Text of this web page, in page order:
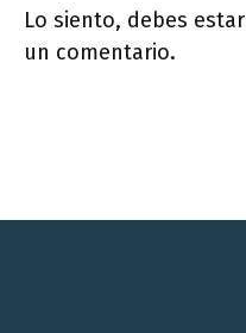
Lo siento, debes estar
un comentario.